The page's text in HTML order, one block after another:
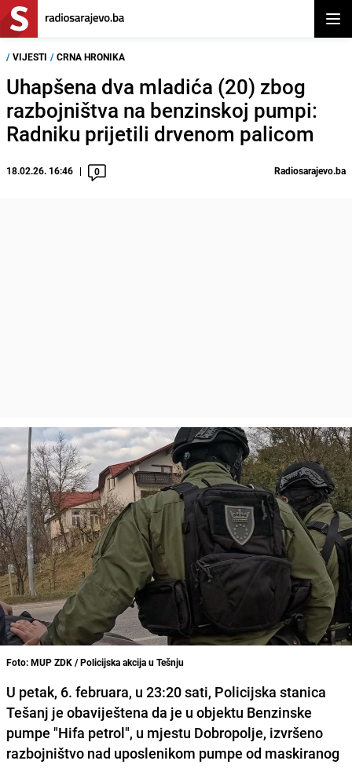
/ VIJESTI / CRNA HRONIKA
Uhapšena dva mladića (20) zbog
razbojništva na benzinskoj pumpi:
Radniku prijetili drvenom palicom
18.02.26. 16:46 0 Radiosarajevo.ba
Foto: MUP ZDK / Policijska akcija u Tešnju
U petak, 6. februara, u 23:20 sati, Policijska stanica
Tešanj je obaviještena da je u objektu Benzinske
pumpe "Hifa petrol", u mjestu Dobropolje, izvršeno
razbojništvo nad uposlenikom pumpe od maskiranog